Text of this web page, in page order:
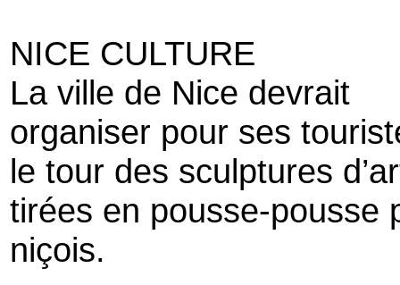
NICE CULTURE
La ville de Nice devrait
organiser pour ses
le tour des sculptures
tirées en pousse-pousse
niçois.